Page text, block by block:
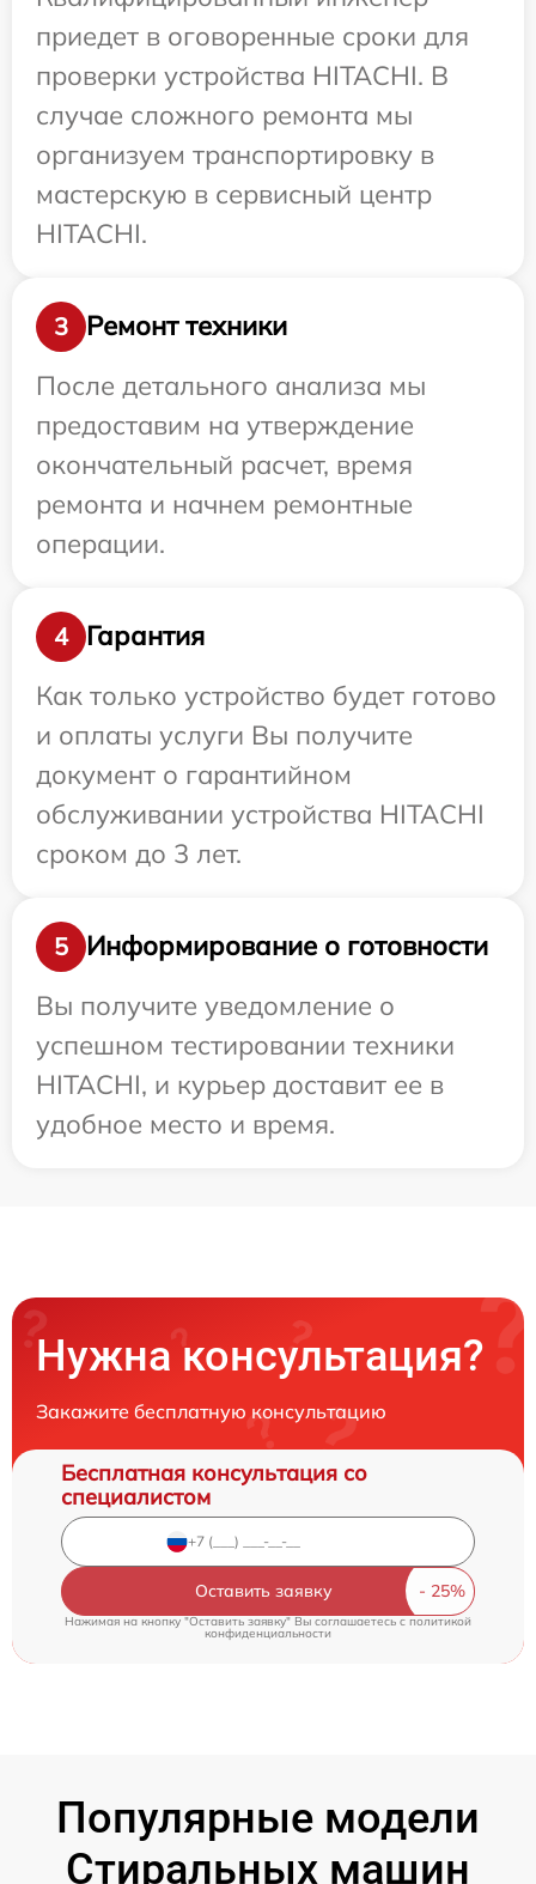
приедет в оговоренные сроки для
проверки устройства HITACHI. В
случае сложного ремонта мы
организуем транспортировку в
мастерскую в сервисный центр
HITACHI.
3
Ремонт техники
После детального анализа мы
предоставим на утверждение
окончательный расчет, время
ремонта и начнем ремонтные
операции.
4
Гарантия
Как только устройство будет готово
и оплаты услуги Вы получите
документ о гарантийном
обслуживании устройства HITACHI
сроком до 3 лет.
5
Информирование о готовности
Вы получите уведомление о
успешном тестировании техники
HITACHI, и курьер доставит ее в
удобное место и время.
Нужна консультация?
Закажите бесплатную консультацию
Бесплатная консультация со
специалистом
Оставить заявку
Нажимая на кнопку "Оставить заявку" Вы соглашаетесь cполитикой
конфиденциальности
Популярные модели
Стиральных машин